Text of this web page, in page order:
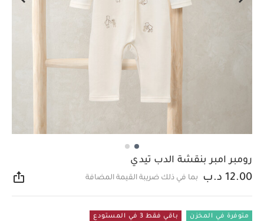
رومبر امبر بنقشة الدب تيدي
12.00 د.ب بما في ذلك ضريبة القيمة المضافة
متوفرة في المخزن باقي فقط 3 في المستودع